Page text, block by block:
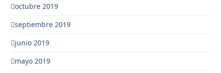
octubre 2019
septiembre 2019
junio 2019
mayo 2019